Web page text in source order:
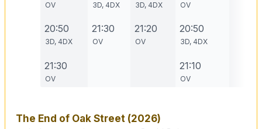
OV
20:50
3D, 4DX
21:30
OV
3D, 4DX
21:30
OV
3D, 4DX
21:20
OV
OV
20:50
3D, 4DX
21:10
OV
The End of Oak Street (2026)